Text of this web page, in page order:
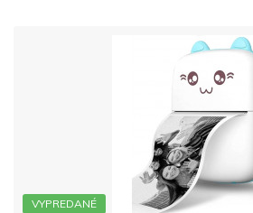
VYPREDANÉ